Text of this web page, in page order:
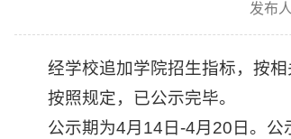
发布
经学校追加学院招生指标，按
按照规定，已公示完毕。
公示期为4月14日-4月20日。